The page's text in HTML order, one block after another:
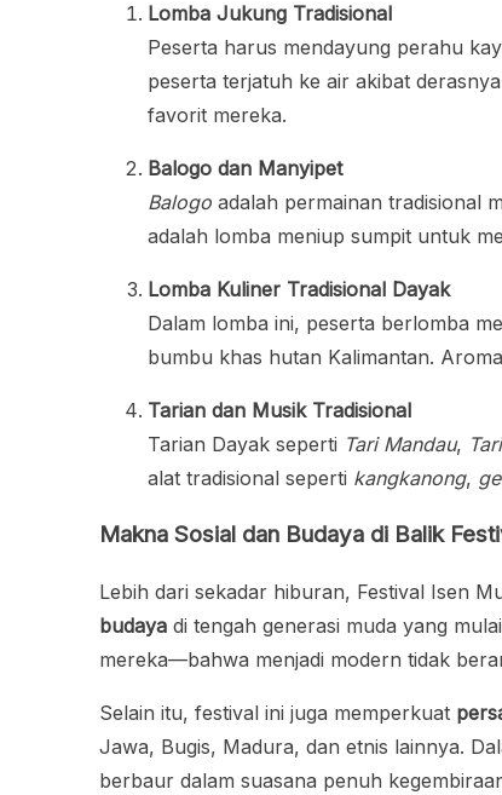
Lomba Jukung Tradisional
Peserta harus mendayung perahu
peserta terjatuh ke air akibat
favorit mereka.
Balogo dan Manyipet
Balogo adalah permainan tradisional
adalah lomba meniup sumpit untuk
Lomba Kuliner Tradisional Dayak
Dalam lomba ini, peserta berlomba
bumbu khas hutan Kalimantan.
Tarian dan Musik Tradisional
Tarian Dayak seperti Tari Mandau,
alat tradisional seperti kangkanong,
Makna Sosial dan Budaya di Balik
Lebih dari sekadar hiburan, Festival Isen
budaya di tengah generasi muda yang
mereka—bahwa menjadi modern tidak
Selain itu, festival ini juga memperkuat
Jawa, Bugis, Madura, dan etnis lainnya.
berbaur dalam suasana penuh